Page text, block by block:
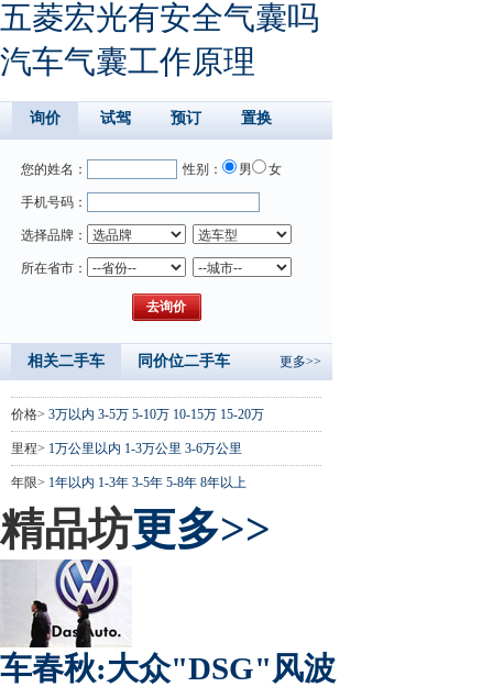
五菱宏光有安全气囊吗
汽车气囊工作原理
询价 试驾 预订 置换
您的姓名： 性别： 男 女
手机号码：
选择品牌：
所在省市：
相关二手车 同价位二手车 更多>>
价格> 3万以内 3-5万 5-10万 10-15万 15-20万
里程> 1万公里以内 1-3万公里 3-6万公里
年限> 1年以内 1-3年 3-5年 5-8年 8年以上
精品坊更多>>
车春秋:大众"DSG"风波